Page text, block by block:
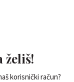
želiš!
korisnički račun?